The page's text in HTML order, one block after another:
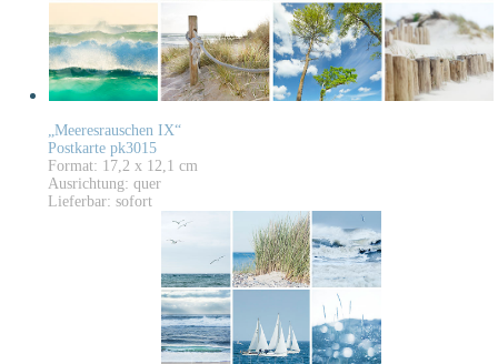
„Meeresrauschen IX“
Postkarte pk3015
Format: 17,2 x 12,1 cm
Ausrichtung: quer
Lieferbar: sofort